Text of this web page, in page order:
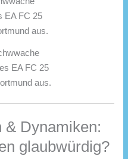
EA FC 25
aus.
& Dynamiken:
glaubwürdig?